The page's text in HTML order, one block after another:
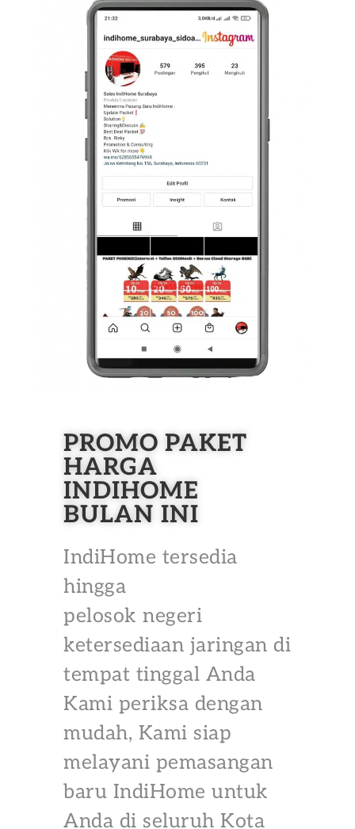
PROMO PAKET
HARGA
INDIHOME
BULAN INI
IndiHome tersedia
hingga
pelosok negeri
ketersediaan jaringan di
tempat tinggal Anda
Kami periksa dengan
mudah, Kami siap
melayani pemasangan
baru IndiHome untuk
Anda di seluruh Kota